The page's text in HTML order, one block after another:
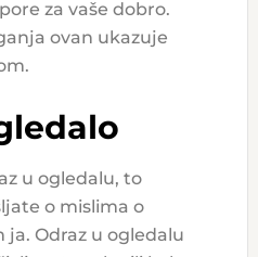
za vaše dobro.
ovan ukazuje
u ogledalu, to
o mislima o
Odraz u ogledalu